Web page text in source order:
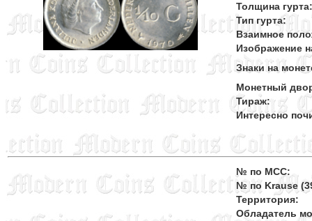
Толщина гурта:
Тип гурта:
Взаимное
Изображение
Знаки на
Монетный
Тираж:
Интересно
№ по MCC:
№ по Krause
Территория:
Обладатель